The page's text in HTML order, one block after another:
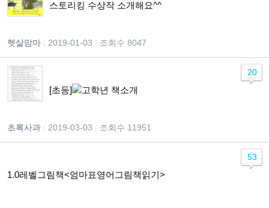
스토리킹 수상작 소개해요^^
햇살맘마 2019-01-03 조회수 8047
[초등] 고학년 책소개
초록사과 2019-03-03 조회수 11951
20
1.0레벨그림책<엄마표영어그림책읽기>
53